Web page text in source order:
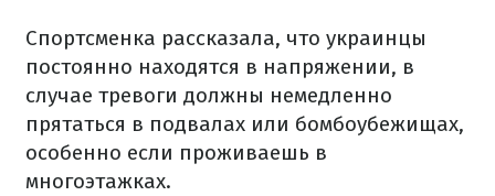
Спортсменка рассказала, что украинцы
постоянно находятся в напряжении, в
случае тревоги должны немедленно
прятаться в подвалах или бомбоубежищах,
особенно если проживаешь в
многоэтажках.